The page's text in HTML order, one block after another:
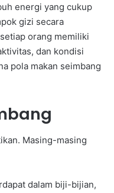
energi yang cukup
gizi secara
orang memiliki
dan kondisi
pola makan seimbang
Masing-masing
dalam biji-bijian,